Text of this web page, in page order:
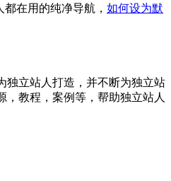
在用的纯净导航， 如何设为默
独立站人打造，并不断为独立站
，教程，案例等，帮助独立站人